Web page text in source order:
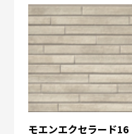
モエンエクセラード16